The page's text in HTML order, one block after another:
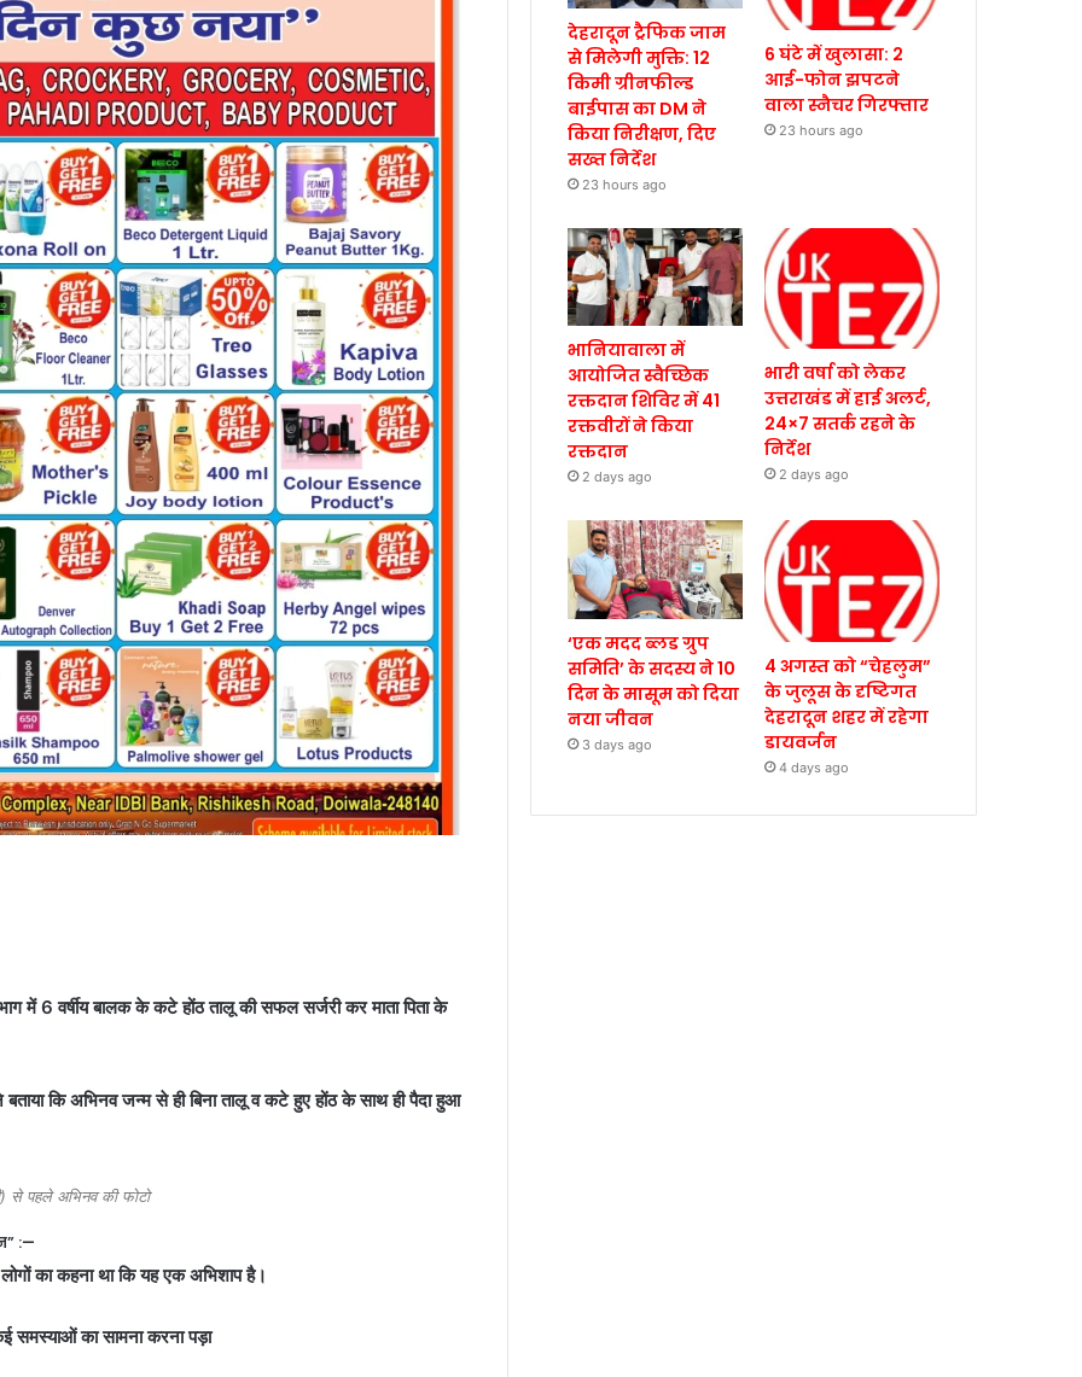
में 6 वर्षीय बालक के कटे होंठ तालू की सफल सर्जरी कर माता पिता के
कि अभिनव जन्म से ही बिना तालू व कटे हुए होंठ के साथ ही पैदा हुआ
से पहले अभिनव की फोटो
:—
लोगों का कहना था कि यह एक अभिशाप है।
समस्याओं का सामना करना पड़ा
देहरादून ट्रैफिक जाम
से मिलेगी मुक्ति: 12
किमी ग्रीनफील्ड
बाईपास का DM ने
किया निरीक्षण, दिए
सख्त निर्देश
23 hours ago
6 घंटे में खुलासा: 2
आई-फोन झपटने
वाला स्नैचर गिरफ्तार
23 hours ago
भानियावाला में
आयोजित स्वैच्छिक
रक्तदान शिविर में 41
रक्तवीरों ने किया
रक्तदान
2 days ago
भारी वर्षा को लेकर
उत्तराखंड में हाई अलर्ट,
24×7 सतर्क रहने के
निर्देश
2 days ago
‘एक मदद ब्लड ग्रुप
समिति’ के सदस्य ने 10
दिन के मासूम को दिया
नया जीवन
3 days ago
4 अगस्त को “चेहलुम”
के जुलूस के दृष्टिगत
देहरादून शहर में रहेगा
डायवर्जन
4 days ago